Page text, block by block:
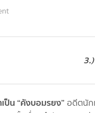
ป็น “คังบอมรยง” อดีตนัก